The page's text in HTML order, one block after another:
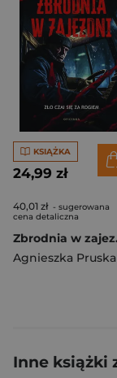
KSIĄŻKA
24,99 zł
40,01 zł - sugerowana
cena detaliczna
Agnieszka Pruska
Inne książki